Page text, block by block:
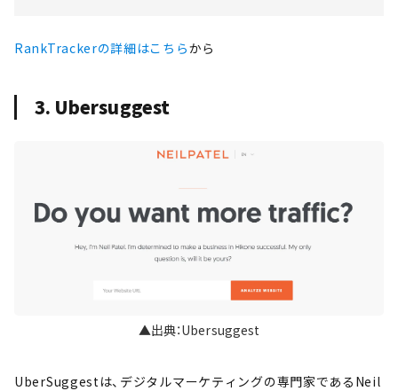
RankTrackerの詳細はこちらから
3. Ubersuggest
▲出典：Ubersuggest
UberSuggestは、デジタルマーケティングの専門家であるNeil